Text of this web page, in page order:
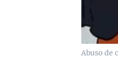
Abuso de